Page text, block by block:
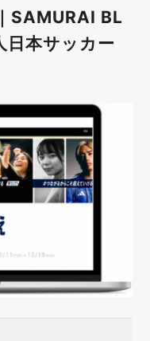
SAMURAI BL
日本サッカー